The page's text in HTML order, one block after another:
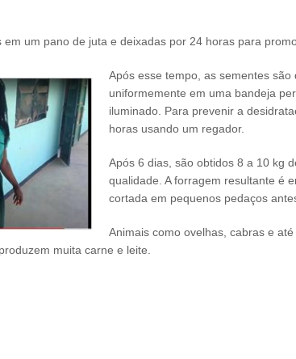
um pano de juta e deixadas por 24 horas para
Após esse tempo, as sementes
uniformemente em uma bandeja
iluminado. Para prevenir a
horas usando um regador.
Após 6 dias, são obtidos 8 a 10 kg
qualidade. A forragem resultante é
cortada em pequenos pedaços
Animais como ovelhas, cabras e
muita carne e leite.